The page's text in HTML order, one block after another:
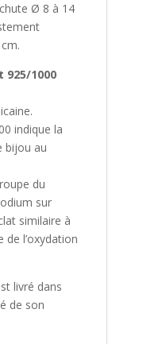
Ø 8 à 14
1000
indique la
bijou au
du
sur
similaire à
de l’oxydation
livré dans
de son